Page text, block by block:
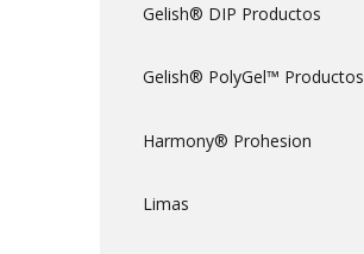
Gelish® DIP Productos
Gelish® PolyGel™ Productos
Harmony® Prohesion
Limas